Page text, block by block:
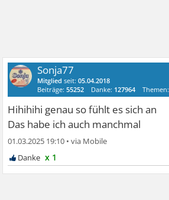
Sonja77
Mitglied seit:05.04.2018
Beiträge:55252 Danke: 127964 Themen:
Hihihihi genau so fühlt es sich an
Das habe ich auch manchmal
01.03.2025 19:10 •
x 1